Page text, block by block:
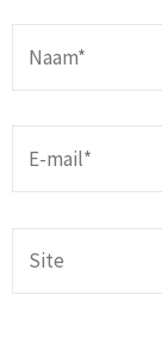
mail*